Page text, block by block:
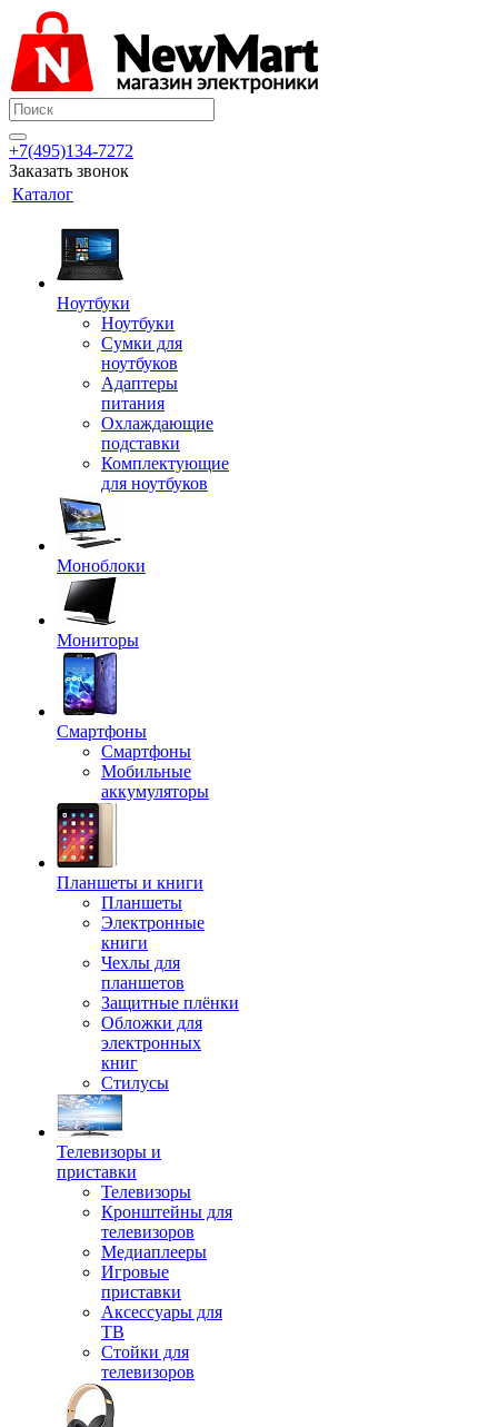
+7(495)134-7272
Заказать звонок
Каталог
Ноутбуки
Ноутбуки
Сумки для
ноутбуков
Адаптеры
питания
Охлаждающие
подставки
Комплектующие
для ноутбуков
Моноблоки
Мониторы
Смартфоны
Смартфоны
Мобильные
аккумуляторы
Планшеты и книги
Планшеты
Электронные
книги
Чехлы для
планшетов
Защитные плёнки
Обложки для
электронных
книг
Стилусы
Телевизоры и
приставки
Телевизоры
Кронштейны для
телевизоров
Медиаплееры
Игровые
приставки
Аксессуары для
ТВ
Стойки для
телевизоров